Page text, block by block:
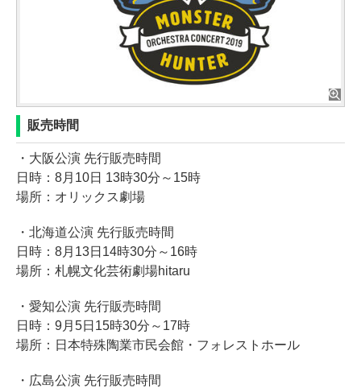
販売時間
・大阪公演 先行販売時間
日時：8月10日 13時30分～15時
場所：オリックス劇場
・北海道公演 先行販売時間
日時：8月13日14時30分～16時
場所：札幌文化芸術劇場hitaru
・愛知公演 先行販売時間
日時：9月5日15時30分～17時
場所：日本特殊陶業市民会館・フォレストホール
・広島公演 先行販売時間